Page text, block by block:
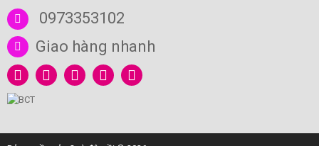
0973353102
Giao hàng nhanh